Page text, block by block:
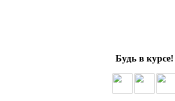
Будь в курсе!